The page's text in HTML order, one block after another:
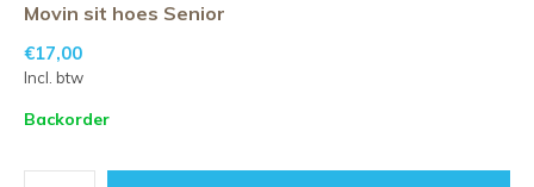
Movin sit hoes Senior
€17,00
Incl. btw
Backorder